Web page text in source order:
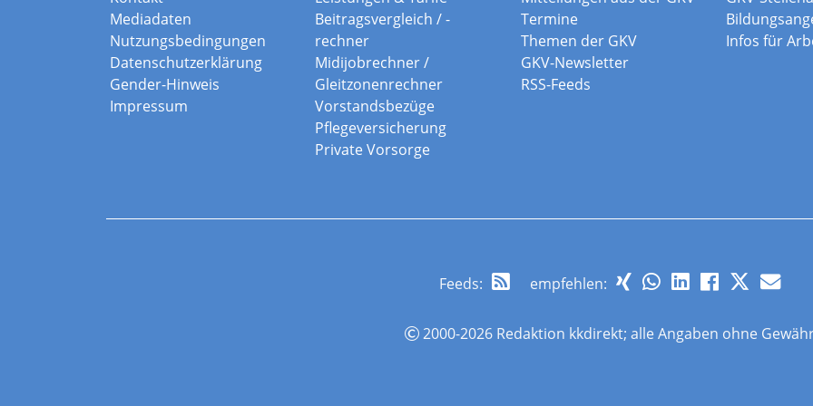
Mediadaten
Nutzungsbedingungen
Datenschutzerklärung
Gender-Hinweis
Impressum
Beitragsvergleich / -
rechner
Midijobrechner /
Gleitzonenrechner
Vorstandsbezüge
Pflegeversicherung
Private Vorsorge
Termine
Themen der GKV
GKV-Newsletter
RSS-Feeds
Infos für
Feeds: empfehlen:
2000-2026 Redaktion kkdirekt; alle Angaben ohne